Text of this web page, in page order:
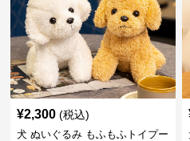
¥2,300 (税込)
犬 ぬいぐるみ もふもふトイプー